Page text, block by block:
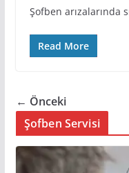
Şofben arızalarında
Read More
← Önceki
Şofben Servisi